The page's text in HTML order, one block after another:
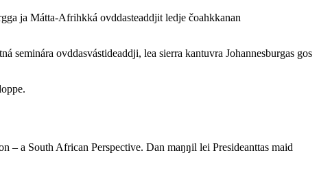
ja Mátta-Afrihkká ovddasteaddjit ledje čoahkkanan
ovddasvástideaddji, lea sierra kantuvra Johannesburgas gos
– a South African Perspective. Dan maŋŋil lei Presideanttas maid